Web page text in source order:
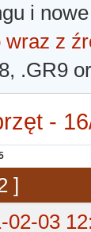
i
z
.GR9
-
]
02-03